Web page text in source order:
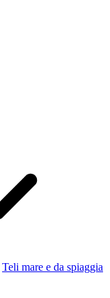
Teli mare e da spiaggia